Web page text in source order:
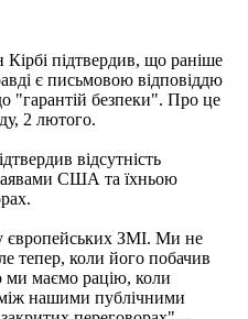
підтвердив, що раніше
є письмовою відповіддю
"гарантій безпеки". Про це
2 лютого.
відсутність
США та їхньою
ЗМІ. Ми не
тепер, коли його побачив
ми маємо рацію, коли
нашими публічними